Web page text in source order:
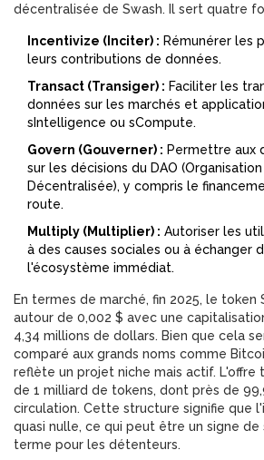
décentralisée de Swash. Il sert quatre
Incentivize (Inciter) : Rémunérer les
leurs contributions de données.
Transact (Transiger) : Faciliter les
données sur les marchés et
sIntelligence ou sCompute.
Govern (Gouverner) : Permettre aux
sur les décisions du DAO
Décentralisée), y compris le
route.
Multiply (Multiplier) : Autoriser les
à des causes sociales ou à échanger
l'écosystème immédiat.
En termes de marché, fin 2025, le token
autour de 0,002 $ avec une
4,34 millions de dollars. Bien que cela
comparé aux grands noms comme
reflète un projet niche mais actif. L'offre
de 1 milliard de tokens, dont près de
circulation. Cette structure signifie que
quasi nulle, ce qui peut être un signe
terme pour les détenteurs.